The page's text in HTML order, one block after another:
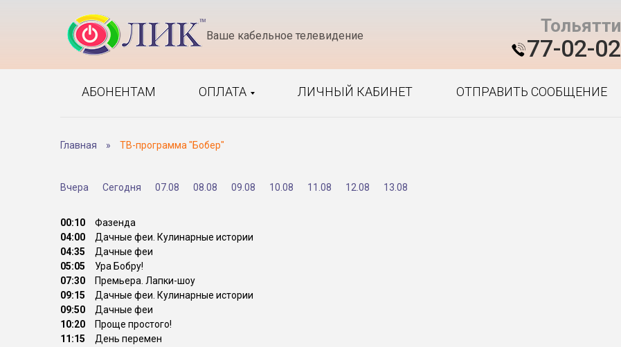
Ваше кабельное телевидение Тольятти
77-02-02
АБОНЕНТАМ ОПЛАТА ЛИЧНЫЙ КАБИНЕТ ОТПРАВИТЬ СООБЩЕНИЕ
Главная » ТВ-программа "Бобер"
Вчера Сегодня 07.08 08.08 09.08 10.08 11.08 12.08 13.08
00:10
Фазенда
04:00
Дачные феи. Кулинарные истории
04:35
Дачные феи
05:05
Ура Бобру!
07:30
Премьера. Лапки-шоу
09:15
Дачные феи. Кулинарные истории
09:50
Дачные феи
10:20
Проще простого!
11:15
День перемен